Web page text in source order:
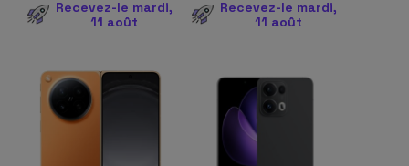
Recevez-le mardi,
11 août
Recevez-le mardi,
11 août